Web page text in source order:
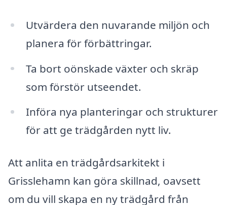
Utvärdera den nuvarande miljön och
planera för förbättringar.
Ta bort oönskade växter och skräp
som förstör utseendet.
Införa nya planteringar och strukturer
för att ge trädgården nytt liv.
Att anlita en trädgårdsarkitekt i
Grisslehamn kan göra skillnad, oavsett
om du vill skapa en ny trädgård från